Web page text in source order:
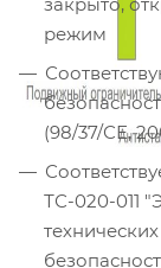
режим
(98/37/СЕ,
ТС-020-011